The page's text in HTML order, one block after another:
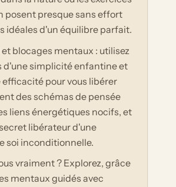
posent presque sans effort
idéales d'un équilibre parfait.
blocages mentaux : utilisez
d'une simplicité enfantine et
pour vous libérer
des schémas de pensée
liens énergétiques nocifs, et
libérateur d'une
soi inconditionnelle.
vraiment ? Explorez, grâce
mentaux guidés avec